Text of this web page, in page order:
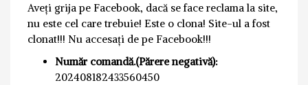
Aveți grija pe Facebook, dacă se face reclama la site,
nu este cel care trebuie! Este o clona! Site-ul a fost
clonat!!! Nu accesați de pe Facebook!!!
Număr comandă.(Părere negativă):
202408182433560450